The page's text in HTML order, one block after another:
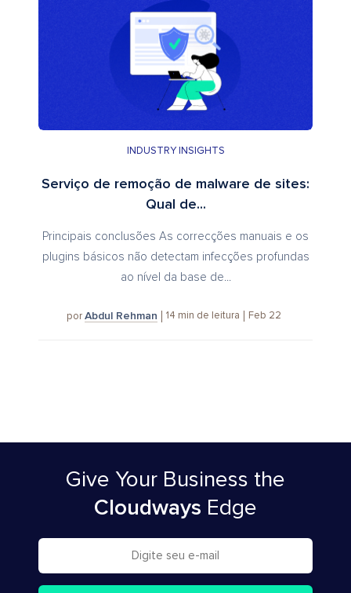
INDUSTRY INSIGHTS
Serviço de remoção de malware de sites:
Qual de...
Principais conclusões As correcções manuais e os
plugins básicos não detectam infecções profundas
ao nível da base de...
por Abdul Rehman 14 min de leitura Feb 22
Give Your Business the
Cloudways Edge